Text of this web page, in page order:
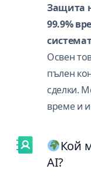
Защита
99.9%
Освен
пълен
сделки.
време и
Кой
AI?